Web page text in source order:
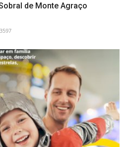
de Monte Agraço
3597